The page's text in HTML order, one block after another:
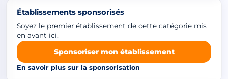
Établissements sponsorisés
Soyez le premier établissement de cette catégorie mis
en avant ici.
Sponsoriser mon établissement
En savoir plus sur la sponsorisation